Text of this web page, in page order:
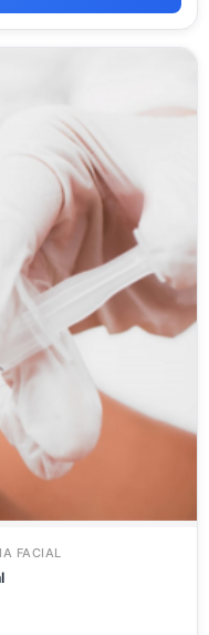
FACIAL